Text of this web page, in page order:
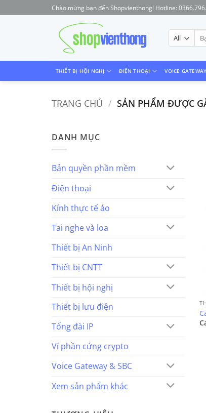
to
Chào mừng bạn đến Shopvienthong! Hotline:
Tìm
kiếm:
THIẾT BỊ HỘI NGHỊ ĐIỆN THOẠI VOICE
TRANG CHỦ / SẢN PHẨM ĐƯỢC
DANH MỤC
Bản quyền phần mềm
Điện thoại
Kính thực tế ảo
Tai nghe và loa
Thiết bị An Ninh
Thiết bị CNTT
Thiết bị hội nghị
Thiết bị lưu điện
Tổng đài IP
Ví phần cứng crypto
Voice Gateway & SBC
Xem sản phẩm khác